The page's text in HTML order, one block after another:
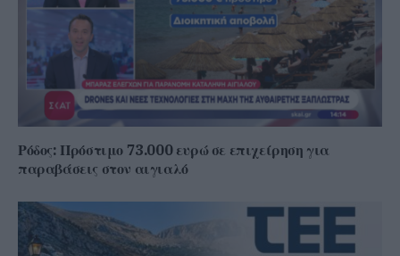
Ρόδος: Πρόστιμο 73.000 ευρώ σε επιχείρηση για
παραβάσεις στον αιγιαλό